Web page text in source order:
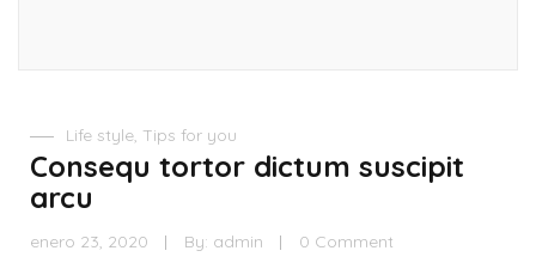
Life style, Tips for you
Consequ tortor dictum suscipit
arcu
enero 23, 2020 By: admin 0 Comment